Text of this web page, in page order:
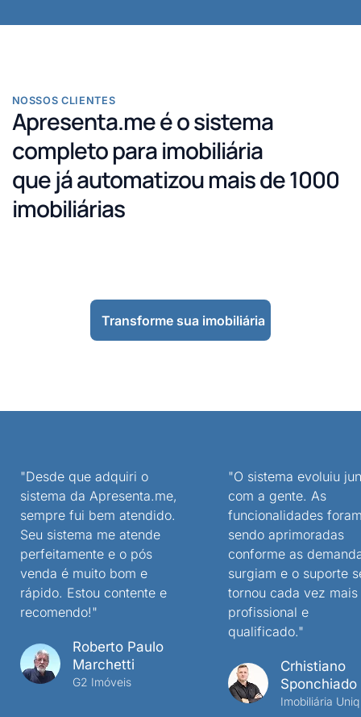
NOSSOS CLIENTES
Apresenta.me é o sistema
completo para imobiliária
que já automatizou mais de 1000
imobiliárias
Transforme sua imobiliária
"Desde que adquiri o
sistema da Apresenta.me,
sempre fui bem atendido.
Seu sistema me atende
perfeitamente e o pós
venda é muito bom e
rápido. Estou contente e
recomendo!"
Roberto Paulo
Marchetti
G2 Imóveis
"O sistema evoluiu
com a gente. As
funcionalidades
sendo aprimoradas
conforme as
surgiam e o suporte
tornou cada vez mais
profissional e
qualificado."
Crhistiano
Sponchiado
Imobiliária Uniq